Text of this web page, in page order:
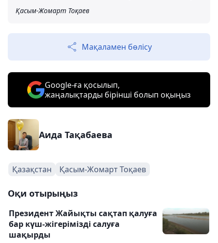
Қасым-Жомарт Тоқаев
Мақаламен бөлісу
Google-ға қосылып,
жаңалықтарды бірінші болып оқыңыз
Аида Тақабаева
Қазақстан Қасым-Жомарт Тоқаев
Оқи отырыңыз
Президент Жайықты сақтап қалуға
бар күш-жігерімізді салуға
шақырды